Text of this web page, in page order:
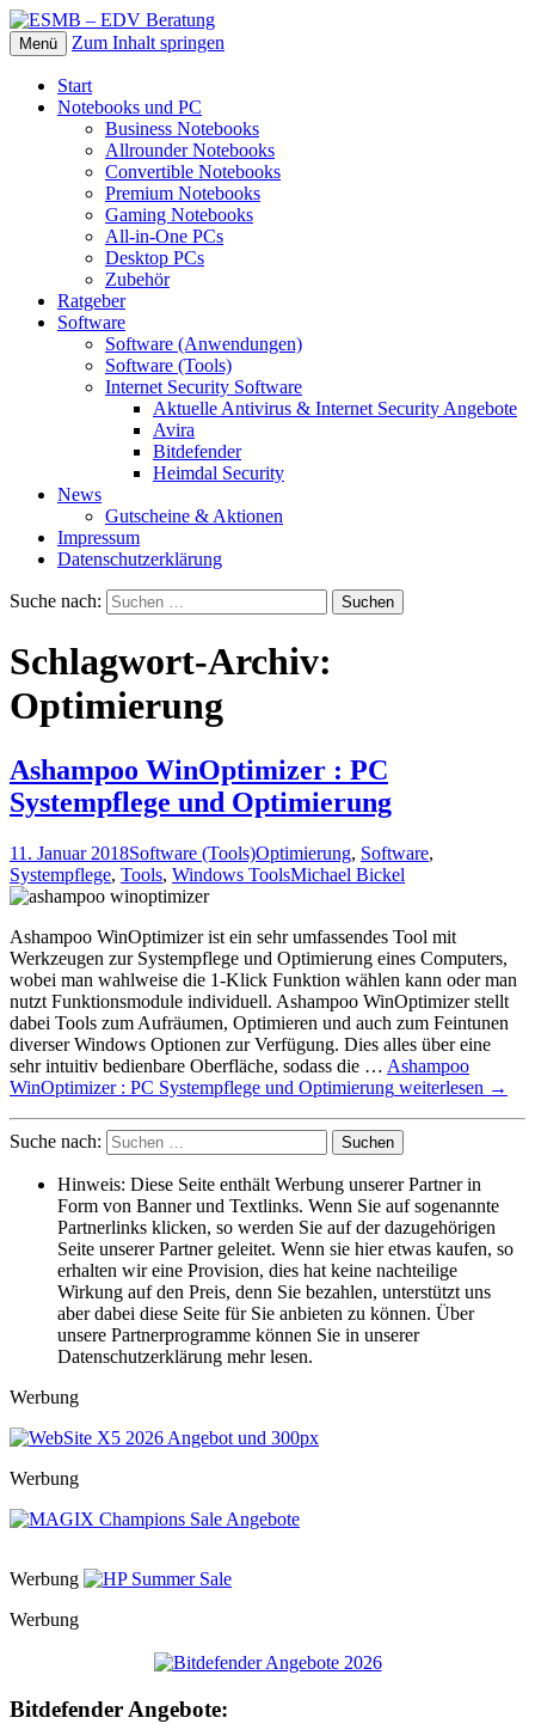
ESMB – EDV Beratung
Menü Zum Inhalt springen
Start
Notebooks und PC
Business Notebooks
Allrounder Notebooks
Convertible Notebooks
Premium Notebooks
Gaming Notebooks
All-in-One PCs
Desktop PCs
Zubehör
Ratgeber
Software
Software (Anwendungen)
Software (Tools)
Internet Security Software
Aktuelle Antivirus & Internet Security Angebote
Avira
Bitdefender
Heimdal Security
News
Gutscheine & Aktionen
Impressum
Datenschutzerklärung
Suche nach:
Schlagwort-Archiv:
Optimierung
Ashampoo WinOptimizer : PC
Systempflege und Optimierung
11. Januar 2018Software (Tools)Optimierung, Software,
Systempflege, Tools, Windows ToolsMichael Bickel
Ashampoo WinOptimizer ist ein sehr umfassendes Tool mit
Werkzeugen zur Systempflege und Optimierung eines Computers,
wobei man wahlweise die 1-Klick Funktion wählen kann oder man
nutzt Funktionsmodule individuell. Ashampoo WinOptimizer stellt
dabei Tools zum Aufräumen, Optimieren und auch zum Feintunen
diverser Windows Optionen zur Verfügung. Dies alles über eine
sehr intuitiv bedienbare Oberfläche, sodass die … Ashampoo
WinOptimizer : PC Systempflege und Optimierung weiterlesen →
Suche nach:
Hinweis: Diese Seite enthält Werbung unserer Partner in
Form von Banner und Textlinks. Wenn Sie auf sogenannte
Partnerlinks klicken, so werden Sie auf der dazugehörigen
Seite unserer Partner geleitet. Wenn sie hier etwas kaufen, so
erhalten wir eine Provision, dies hat keine nachteilige
Wirkung auf den Preis, denn Sie bezahlen, unterstützt uns
aber dabei diese Seite für Sie anbieten zu können. Über
unsere Partnerprogramme können Sie in unserer
Datenschutzerklärung mehr lesen.
Werbung
Werbung
Werbung
Werbung
Bitdefender Angebote: